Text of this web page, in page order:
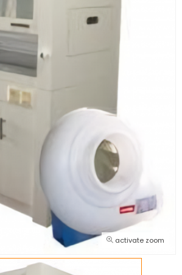
activate zoom